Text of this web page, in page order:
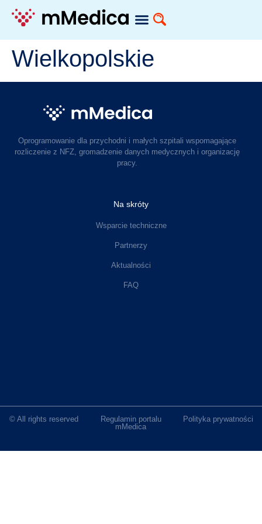
Wielkopolskie
Oprogramowanie dla przychodni i małych szpitali wspomagające
rozliczenie z NFZ, gromadzenie danych medycznych i organizację
pracy.
Na skróty
Wsparcie techniczne
Partnerzy
Aktualności
FAQ
© All rights reserved
Regulamin portalu
mMedica
Polityka prywatności